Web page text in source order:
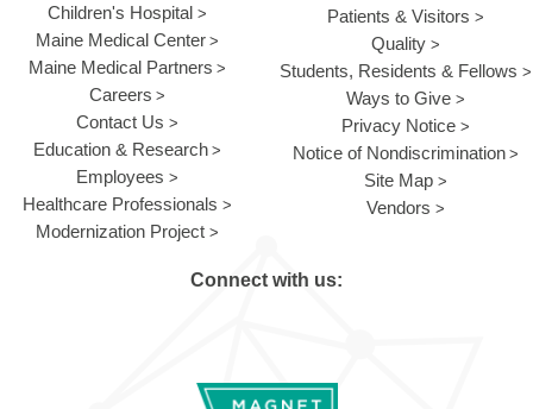
Children's Hospital
Maine Medical Center
Maine Medical Partners
Careers
Contact Us
Education & Research
Employees
Healthcare Professionals
Modernization Project
Patients & Visitors
Quality
Students, Residents & Fellows
Ways to Give
Privacy Notice
Notice of Nondiscrimination
Site Map
Vendors
Connect with us: